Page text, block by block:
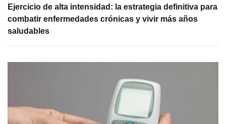
Ejercicio de alta intensidad: la estrategia definitiva para
combatir enfermedades crónicas y vivir más años
saludables